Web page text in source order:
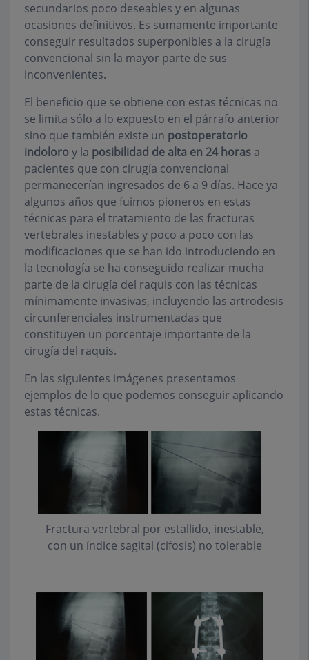
secundarios poco deseables y en algunas
ocasiones definitivos. Es sumamente importante
conseguir resultados superponibles a la cirugía
convencional sin la mayor parte de sus
inconvenientes.
El beneficio que se obtiene con estas técnicas no
se limita sólo a lo expuesto en el párrafo anterior
sino que también existe un postoperatorio
indoloroy la posibilidad de alta en 24 horas a
pacientes que con cirugía convencional
permanecerían ingresados de 6 a 9 días. Hace ya
algunos años que fuimos pioneros en estas
técnicas para el tratamiento de las fracturas
vertebrales inestables y poco a poco con las
modificaciones que se han ido introduciendo en
la tecnología se ha conseguido realizar mucha
parte de la cirugía del raquis con las técnicas
mínimamente invasivas, incluyendo las artrodesis
circunferenciales instrumentadas que
constituyen un porcentaje importante de la
cirugía del raquis.
En las siguientes imágenes presentamos
ejemplos de lo que podemos conseguir aplicando
estas técnicas.
Fractura vertebral por estallido, inestable,
con un índice sagital (cifosis) no tolerable